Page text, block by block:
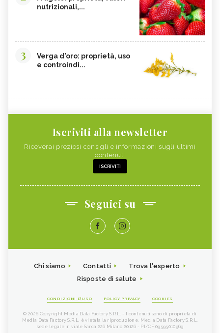
nutrizionali,...
3
Verga d'oro: proprietà, uso
e controindi...
Iscriviti alla newsletter
Riceverai preziosi consigli e informazioni sugli ultimi
contenuti
ISCRIVITI
Seguici su
Chi siamo Contatti
Trova l'esperto
Risposte di salute
CONDIZIONI D'USO POLICY PRIVACY COOKIES
© 2026 Copyright Media Data Factory S.R.L. - I contenuti sono di proprietà di
Media Data Factory S.R.L, è vietata la riproduzione. Media Data Factory S.R.L.
sede legale in viale Sarca 226 Milano 20126 - PI/CF 09595010969